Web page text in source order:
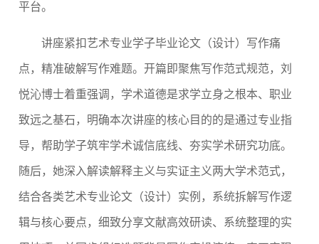
平台。
讲座紧扣艺术专业学子毕业论文（设计）写作痛
点，精准破解写作难题。开篇即聚焦写作范式规范，刘
悦沁博士着重强调，学术道德是求学立身之根本、职业
致远之基石，明确本次讲座的核心目的的是通过专业指
导，帮助学子筑牢学术诚信底线、夯实学术研究功底。
随后，她深入解读解释主义与实证主义两大学术范式，
结合各类艺术专业论文（设计）实例，系统拆解写作逻
辑与核心要点，细致分享文献高效研读、系统整理的实